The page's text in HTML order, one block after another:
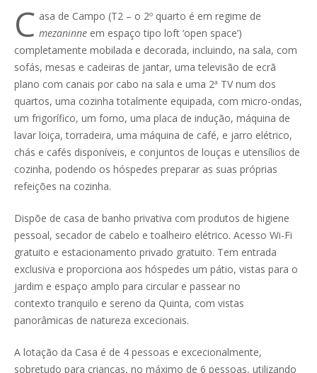
C asa de Campo (T2 – o 2º quarto é em regime de
mezaninne em espaço tipo loft ‘open space’)
completamente mobilada e decorada, incluindo, na sala, com
sofás, mesas e cadeiras de jantar, uma televisão de ecrã
plano com canais por cabo na sala e uma 2ª TV num dos
quartos, uma cozinha totalmente equipada, com micro-ondas,
um frigorífico, um forno, uma placa de indução, máquina de
lavar loiça, torradeira, uma máquina de café, e jarro elétrico,
chás e cafés disponíveis, e conjuntos de louças e utensílios de
cozinha, podendo os hóspedes preparar as suas próprias
refeições na cozinha.
Dispõe de casa de banho privativa com produtos de higiene
pessoal, secador de cabelo e toalheiro elétrico. Acesso Wi-Fi
gratuito e estacionamento privado gratuito. Tem entrada
exclusiva e proporciona aos hóspedes um pátio, vistas para o
jardim e espaço amplo para circular e passear no
contexto tranquilo e sereno da Quinta, com vistas
panorâmicas de natureza excecionais.
A lotação da Casa é de 4 pessoas e excecionalmente,
sobretudo para crianças, no máximo de 6 pessoas, utilizando